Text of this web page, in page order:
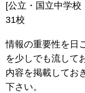
[公立・国立中学校
31校
情報の重要性を日
を少しでも流して
内容を掲載してお
下さい。